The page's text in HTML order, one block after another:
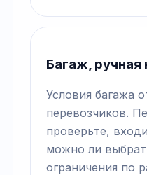
Багаж, ручная
Условия багажа
перевозчиков.
проверьте,
можно ли
ограничения по